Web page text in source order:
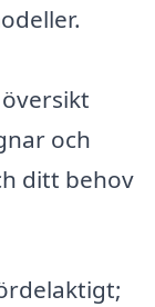
och
ditt behov